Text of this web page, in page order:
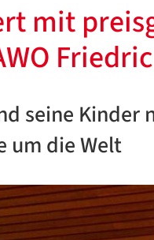
mit
seine
um die Welt